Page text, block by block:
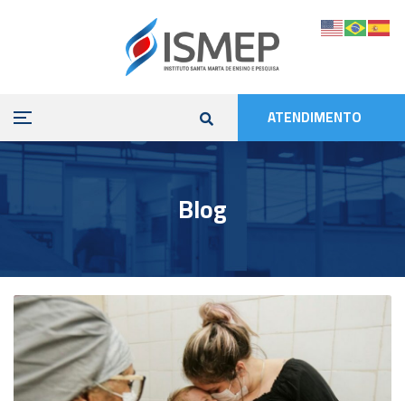
ATENDIMENTO
Blog